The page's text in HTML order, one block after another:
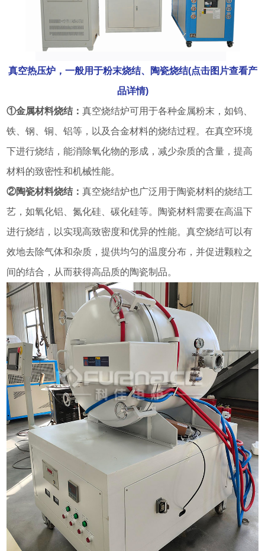
真空热压炉，一般用于粉末烧结、陶瓷烧结(点击图片查看产
品详情)
①金属材料烧结：真空烧结炉可用于各种金属粉末，如钨、
铁、钢、铜、铝等，以及合金材料的烧结过程。在真空环境
下进行烧结，能消除氧化物的形成，减少杂质的含量，提高
材料的致密性和机械性能。
②陶瓷材料烧结：真空烧结炉也广泛用于陶瓷材料的烧结工
艺，如氧化铝、氮化硅、碳化硅等。陶瓷材料需要在高温下
进行烧结，以实现高致密度和优异的性能。真空烧结可以有
效地去除气体和杂质，提供均匀的温度分布，并促进颗粒之
间的结合，从而获得高品质的陶瓷制品。